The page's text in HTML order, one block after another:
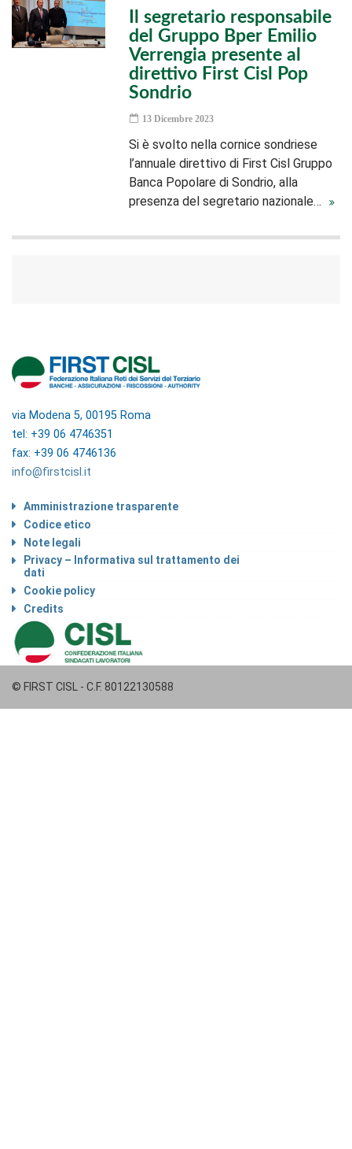
Il segretario responsabile
del Gruppo Bper Emilio
Verrengia presente al
direttivo First Cisl Pop
Sondrio
13 Dicembre 2023
Si è svolto nella cornice sondriese
l’annuale direttivo di First Cisl Gruppo
Banca Popolare di Sondrio, alla
presenza del segretario nazionale…
via Modena 5, 00195 Roma
tel: +39 06 4746351
fax: +39 06 4746136
info@firstcisl.it
Amministrazione trasparente
Codice etico
Note legali
Privacy – Informativa sul trattamento dei
dati
Cookie policy
Credits
© FIRST CISL - C.F. 80122130588